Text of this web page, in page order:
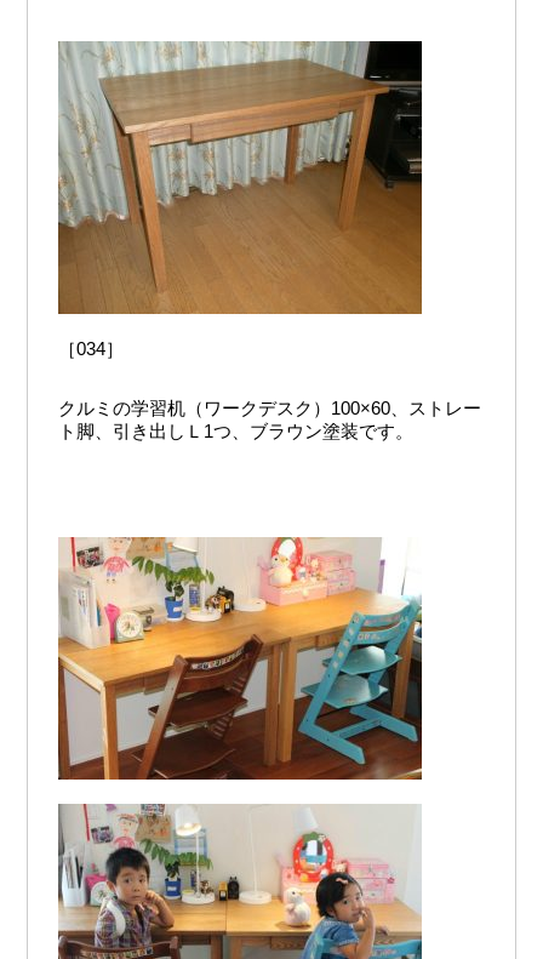
［034］
クルミの学習机（ワークデスク）100×60、ストレー
ト脚、引き出しＬ1つ、ブラウン塗装です。